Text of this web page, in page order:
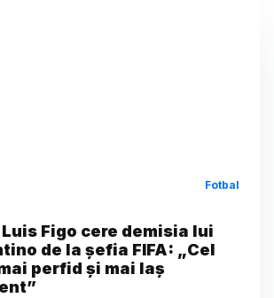
Fotbal
Figo cere demisia lui
de la șefia FIFA: „Cel
perfid și mai laș